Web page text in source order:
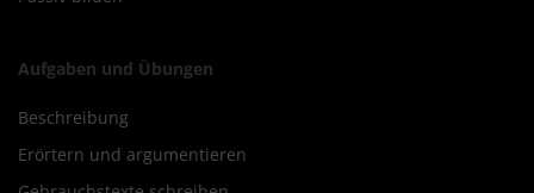
Aufgaben und Übungen
Beschreibung
Erörtern und argumentieren